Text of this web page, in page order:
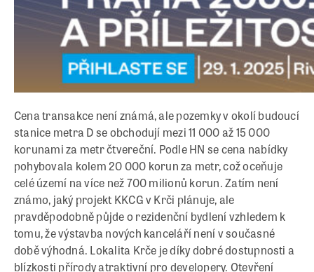
Cena transakce není známá, ale pozemky v okolí budoucí
stanice metra D se obchodují mezi 11 000 až 15 000
korunami za metr čtvereční. Podle HN se cena nabídky
pohybovala kolem 20 000 korun za metr, což oceňuje
celé území na více než 700 milionů korun. Zatím není
známo, jaký projekt KKCG v Krči plánuje, ale
pravděpodobně půjde o rezidenční bydlení vzhledem k
tomu, že výstavba nových kanceláří není v současné
době výhodná. Lokalita Krče je díky dobré dostupnosti a
blízkosti přírody atraktivní pro developery. Otevření